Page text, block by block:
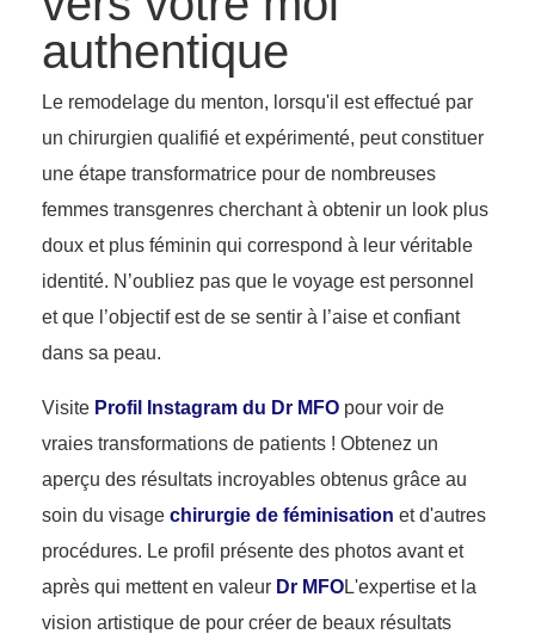
authentique
Le remodelage du menton, lorsqu'il est effectué par
un chirurgien qualifié et expérimenté, peut constituer
une étape transformatrice pour de nombreuses
femmes transgenres cherchant à obtenir un look plus
doux et plus féminin qui correspond à leur véritable
identité. N’oubliez pas que le voyage est personnel
et que l’objectif est de se sentir à l’aise et confiant
dans sa peau.
Visite Profil Instagram du Dr MFO pour voir de
vraies transformations de patients ! Obtenez un
aperçu des résultats incroyables obtenus grâce au
soin du visage chirurgie de féminisation et d'autres
procédures. Le profil présente des photos avant et
après qui mettent en valeur Dr MFOL'expertise et la
vision artistique de pour créer de beaux résultats